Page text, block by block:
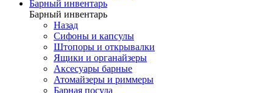
Барный инвентарь
Барный инвентарь
Назад
Сифоны и капсулы
Штопоры и открывалки
Ящики и органайзеры
Аксесуары барные
Атомайзеры и риммеры
Барная посуда